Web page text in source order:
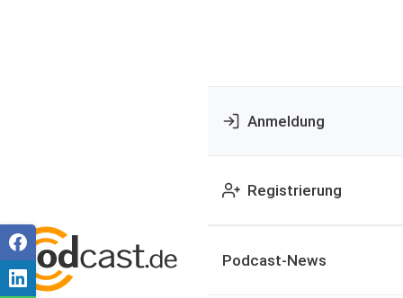
Anmeldung
Registrierung
Podcast-News